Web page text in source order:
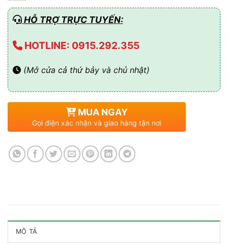
HỖ TRỢ TRỰC TUYẾN:
HOTLINE: 0915.292.355
(Mở cửa cả thứ bảy và chủ nhật)
MUA NGAY
Gọi điện xác nhận và giao hàng tận nơi
MÔ TẢ